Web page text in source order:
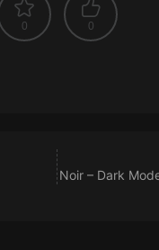
0 0
Noir – Dark